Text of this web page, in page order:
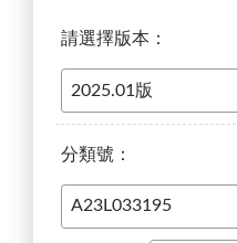
請選擇版本：
分類號：